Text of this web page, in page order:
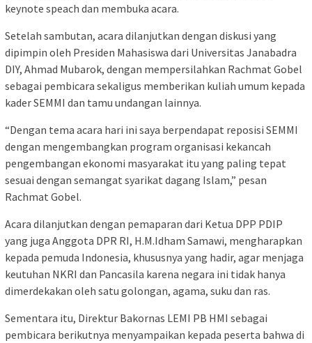
keynote speach dan membuka acara.
Setelah sambutan, acara dilanjutkan dengan diskusi yang
dipimpin oleh Presiden Mahasiswa dari Universitas Janabadra
DIY, Ahmad Mubarok, dengan mempersilahkan Rachmat Gobel
sebagai pembicara sekaligus memberikan kuliah umum kepada
kader SEMMI dan tamu undangan lainnya.
“Dengan tema acara hari ini saya berpendapat reposisi SEMMI
dengan mengembangkan program organisasi kekancah
pengembangan ekonomi masyarakat itu yang paling tepat
sesuai dengan semangat syarikat dagang Islam,” pesan
Rachmat Gobel.
Acara dilanjutkan dengan pemaparan dari Ketua DPP PDIP
yang juga Anggota DPR RI, H.M.Idham Samawi, mengharapkan
kepada pemuda Indonesia, khususnya yang hadir, agar menjaga
keutuhan NKRI dan Pancasila karena negara ini tidak hanya
dimerdekakan oleh satu golongan, agama, suku dan ras.
Sementara itu, Direktur Bakornas LEMI PB HMI sebagai
pembicara berikutnya menyampaikan kepada peserta bahwa di